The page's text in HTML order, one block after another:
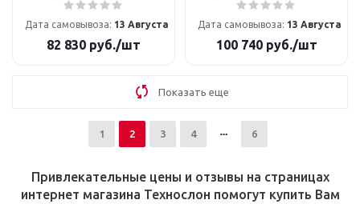
Дата самовывоза: 13 Августа
82 830 руб./шт
Дата самовывоза: 13 Августа
100 740руб./шт
Показать еще
1 2 3 4 6
Привлекательные цены и отзывы на страницах
интернет магазина Технослон помогут купить Вам